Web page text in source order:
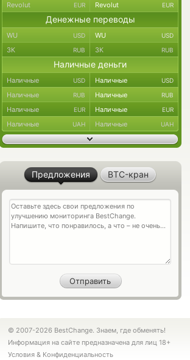
Revolut EUR Revolut EUR
Денежные переводы
WU USD WU USD
ЗК RUB ЗК RUB
Наличные деньги
Наличные USD Наличные USD
Наличные RUB Наличные RUB
Наличные EUR Наличные EUR
Наличные UAH Наличные UAH
Предложения BTC-кран
© 2007-2026 BestChange. Знаем, где обменять!
Информация на сайте предназначена для лиц 18+
Условия & Конфиденциальность